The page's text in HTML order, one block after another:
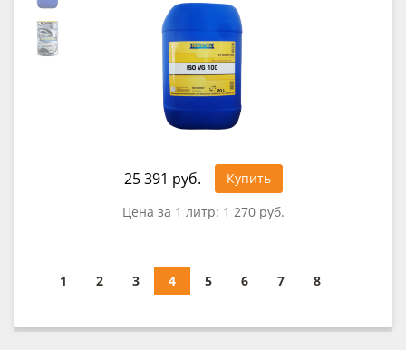
25 391 руб.
Купить
Цена за 1 литр: 1 270 руб.
1 2 3 4 5 6 7 8